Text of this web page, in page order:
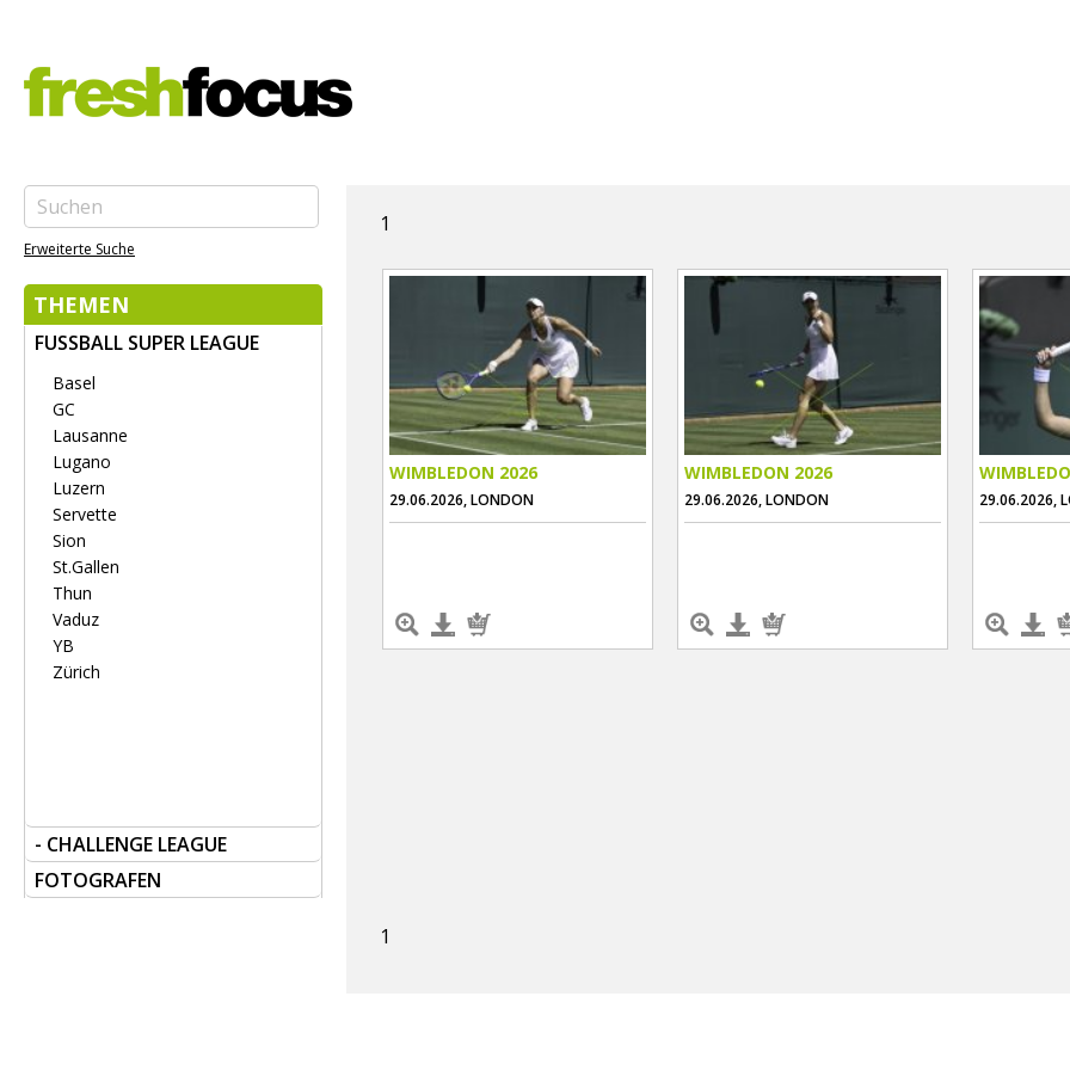
Erweiterte Suche
THEMEN
FUSSBALL SUPER LEAGUE
Basel
GC
Lausanne
Lugano
Luzern
Servette
Sion
St.Gallen
Thun
Vaduz
YB
Zürich
- CHALLENGE LEAGUE
FOTOGRAFEN
1
WIMBLEDON 2026
29.06.2026, LONDON
WIMBLEDON 2026
29.06.2026, LONDON 29.06.2026,
1